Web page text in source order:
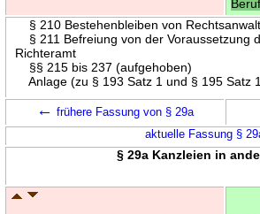
§ 210 Bestehenbleiben von
§ 211 Befreiung von der Voraussetzung
Richteramt
§§ 215 bis 237 (aufgehoben)
Anlage (zu § 193 Satz 1 und § 195 Satz
← frühere Fassung von § 29a
aktuelle Fassung §
§ 29a Kanzleien in